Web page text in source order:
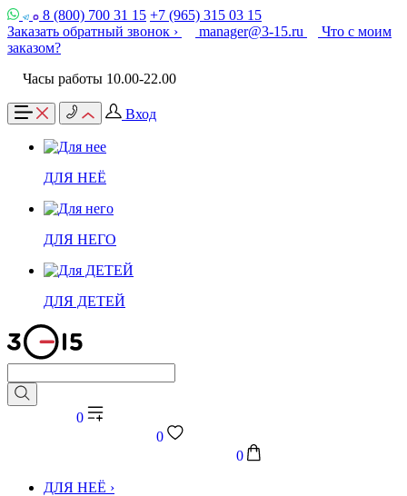
8 (800) 700 31 15 +7 (965) 315 03 15
Заказать обратный звонок ›
manager@3-15.ru
Что с моим
заказом?
Часы работы 10.00-22.00
Вход
ДЛЯ НЕЁ
ДЛЯ НЕГО
ДЛЯ ДЕТЕЙ
0
0
0
ДЛЯ НЕЁ ›